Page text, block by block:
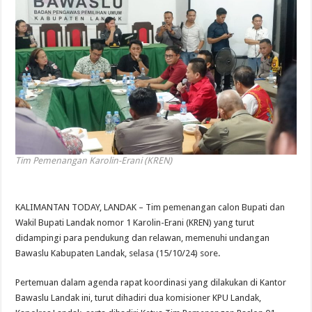
Tim Pemenangan Karolin-Erani (KREN)
KALIMANTAN TODAY, LANDAK – Tim pemenangan calon Bupati dan
Wakil Bupati Landak nomor 1 Karolin-Erani (KREN) yang turut
didampingi para pendukung dan relawan, memenuhi undangan
Bawaslu Kabupaten Landak, selasa (15/10/24) sore.
Pertemuan dalam agenda rapat koordinasi yang dilakukan di Kantor
Bawaslu Landak ini, turut dihadiri dua komisioner KPU Landak,